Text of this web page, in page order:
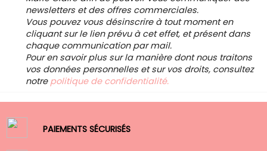
newsletters et des offres commerciales.
Vous pouvez vous désinscrire à tout moment en
cliquant sur le lien prévu à cet effet, et présent dans
chaque communication par mail.
Pour en savoir plus sur la manière dont nous traitons
vos données personnelles et sur vos droits, consultez
notre politique de confidentialité.
PAIEMENTS SÉCURISÉS